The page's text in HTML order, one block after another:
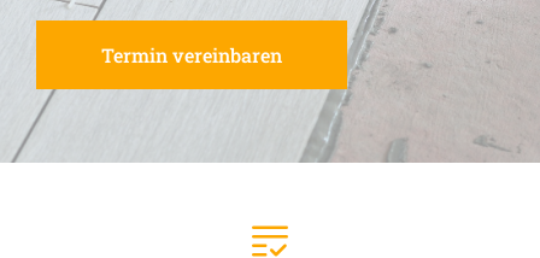
Termin vereinbaren